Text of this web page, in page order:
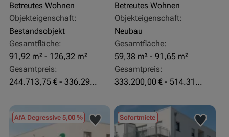
Betreutes Wohnen
Objekteigenschaft:
Bestandsobjekt
Gesamtfläche:
91,92 m² - 126,32 m²
Gesamtpreis:
244.713,75 € - 336.292 €
Betreutes Wohnen
Objekteigenschaft:
Neubau
Gesamtfläche:
59,38 m² - 91,65 m²
Gesamtpreis:
333.200,00 € - 514.310,00 €
AfA Degressive 5,00 % Sofortmiete